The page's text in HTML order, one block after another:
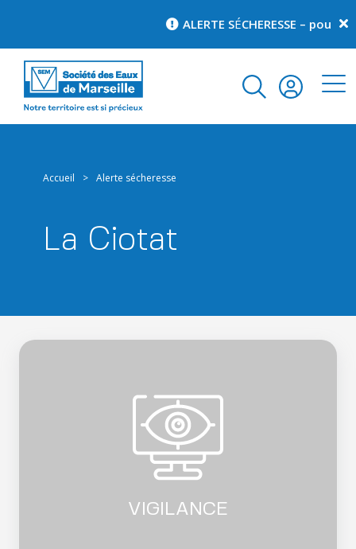
ALERTE SÉ CHERESSE – pour
Accueil > Alerte sécheresse
La Ciotat
VIGILANCE